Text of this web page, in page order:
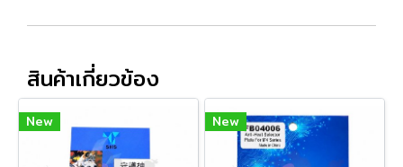
สินค้าเกี่ยวข้อง
New New